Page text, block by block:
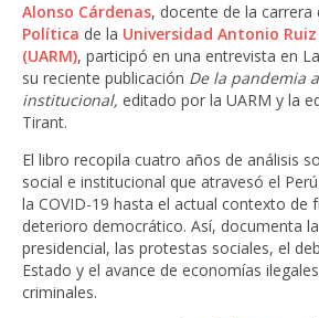
Alonso Cárdenas, docente de la carrera
Política de la Universidad Antonio
(UARM), participó en una entrevista en
su reciente publicación De la pandemia
institucional, editado por la UARM y la
Tirant.
El libro recopila cuatro años de análisis
social e institucional que atravesó el
la COVID-19 hasta el actual contexto de
deterioro democrático. Así, documenta
presidencial, las protestas sociales, el
Estado y el avance de economías
criminales.